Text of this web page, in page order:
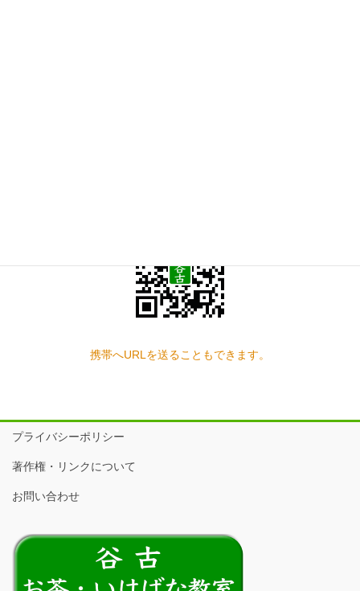
携帯へURLを送ることもできます。
プライバシーポリシー
著作権・リンクについて
お問い合わせ